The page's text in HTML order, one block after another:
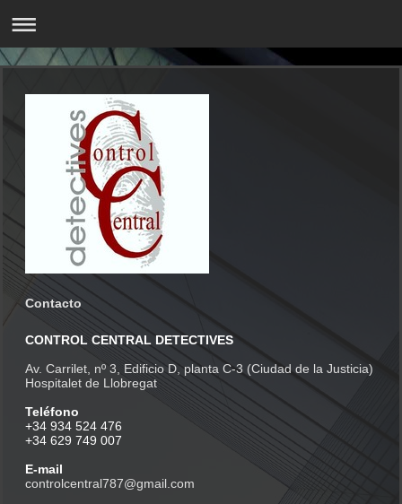
Contacto
CONTROL CENTRAL DETECTIVES
Av. Carrilet, nº 3, Edificio D, planta C-3 (Ciudad de la Justicia)
Hospitalet de Llobregat
Teléfono
+34 934 524 476
+34 629 749 007
E-mail
controlcentral787@gmail.com